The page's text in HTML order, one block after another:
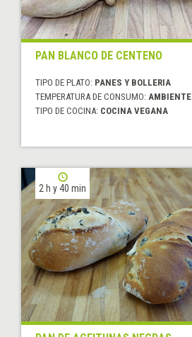
PAN BLANCO DE CENTENO
TIPO DE PLATO: PANES Y BOLLERIA
TEMPERATURA DE CONSUMO: AMBIENTE
TIPO DE COCINA: COCINA VEGANA
2 h y 40 min